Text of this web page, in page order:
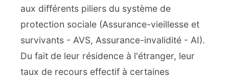
aux différents piliers du système de
protection sociale (Assurance-vieillesse et
survivants - AVS, Assurance-invalidité - AI).
Du fait de leur résidence à l'étranger, leur
taux de recours effectif à certaines